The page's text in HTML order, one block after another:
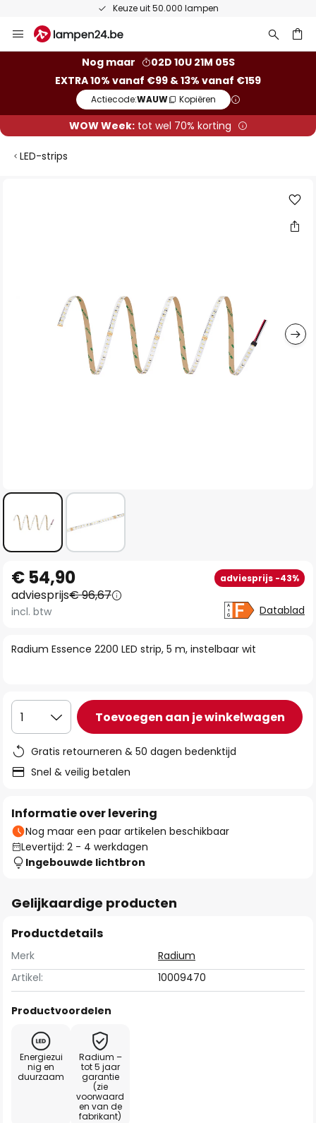
Keuze uit 50.000 lampen
naar
Nog maar
02D 10U 21M 04S
EXTRA 10% vanaf €99 & 13% vanaf €159
Actiecode:WAUW Kopiëren
WOW Week:tot wel 70% korting
LED-strips
afbeeldingen-
naar
het
begin
de
Radium Essence 2200 LED strip, 5 m, instelbaar wit
€ 54,90 adviesprijs -43%
adviesprijs€ 96,67
incl. btw Datablad
1 Toevoegen aan je winkelwagen
Gratis retourneren & 50 dagen bedenktijd
Snel & veilig betalen
Informatie over levering
Nog maar een paar artikelen beschikbaar
Levertijd: 2 - 4 werkdagen
Ingebouwde lichtbron
Gelijkaardige producten
Productdetails
Merk
Radium
Artikel:
10009470
Productvoordelen
Energiezui
nig en
duurzaam
Radium –
tot 5 jaar
garantie
(zie
voorwaard
en van de
fabrikant)